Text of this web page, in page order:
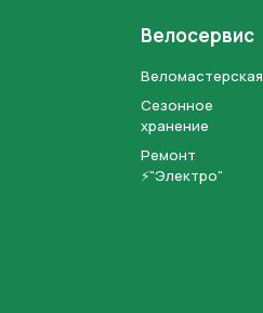
Велосервис
Веломастерская
Сезонное
хранение
Ремонт
⚡"Электро"